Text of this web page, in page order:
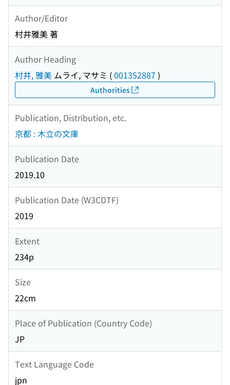
Author/Editor
村井雅美 著
Author Heading
村井, 雅美 ムライ, マサミ (001352887 )
Authorities
Publication, Distribution, etc.
京都 : 木立の文庫
Publication Date
2019.10
Publication Date (W3CDTF)
2019
Extent
234p
Size
22cm
Place of Publication (Country Code)
JP
Text Language Code
jpn